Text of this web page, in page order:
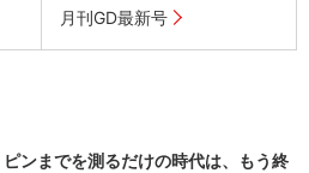
月刊GD最新号
ピンまでを測るだけの時代は、もう終